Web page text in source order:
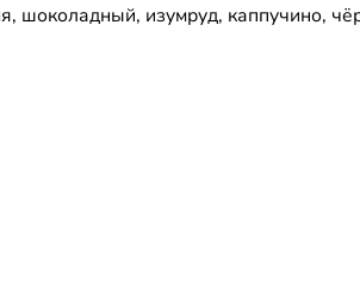
шоколадный, изумруд, каппучино,